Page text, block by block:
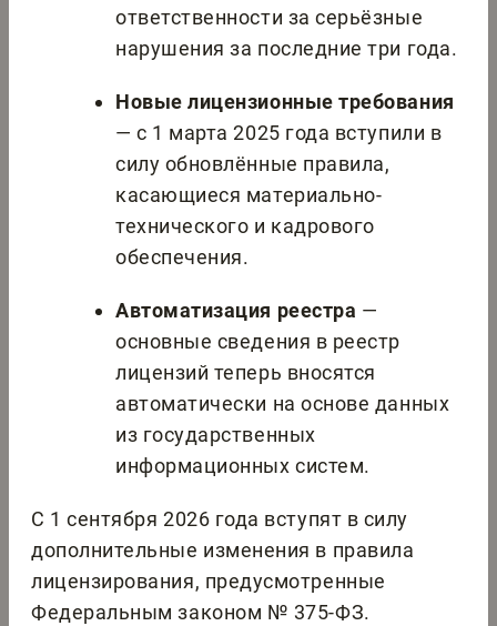
ответственности за серьёзные
нарушения за последние три года.
Новые лицензионные требования
— с 1 марта 2025 года вступили в
силу обновлённые правила,
касающиеся материально-
технического и кадрового
обеспечения.
Автоматизация реестра —
основные сведения в реестр
лицензий теперь вносятся
автоматически на основе данных
из государственных
информационных систем.
С 1 сентября 2026 года вступят в силу
дополнительные изменения в правила
лицензирования, предусмотренные
Федеральным законом № 375-ФЗ.